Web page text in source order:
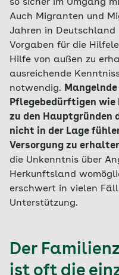
so sicher im Umgang
Auch Migranten und
Jahren in Deutschland
Vorgaben für die
Hilfe von außen zu
ausreichende
notwendig.
Pflegebedürftigen wie
zu den Hauptgründen
nicht in der Lage
Versorgung zu
die Unkenntnis über
Herkunftsland
erschwert in vielen
Unterstützung.
Der
ist oft die